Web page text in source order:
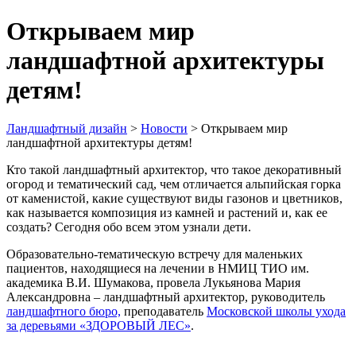
Открываем мир
ландшафтной архитектуры
детям!
Ландшафтный дизайн > Новости > Открываем мир
ландшафтной архитектуры детям!
Кто такой ландшафтный архитектор, что такое декоративный
огород и тематический сад, чем отличается альпийская горка
от каменистой, какие существуют виды газонов и цветников,
как называется композиция из камней и растений и, как ее
создать? Сегодня обо всем этом узнали дети.
Образовательно-тематическую встречу для маленьких
пациентов, находящиеся на лечении в НМИЦ ТИО им.
академика В.И. Шумакова, провела Лукьянова Мария
Александровна – ландшафтный архитектор, руководитель
ландшафтного бюро, преподаватель Московской школы ухода
за деревьями «ЗДОРОВЫЙ ЛЕС».